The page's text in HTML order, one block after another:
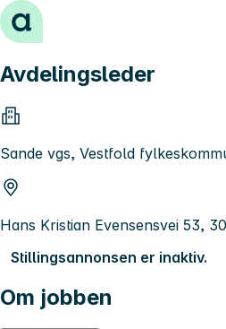
Hopp til innhold
Avdelingsleder
Sande vgs, Vestfold
Hans Kristian Evensensvei 53,
Stillingsannonsen er inaktiv.
Om jobben